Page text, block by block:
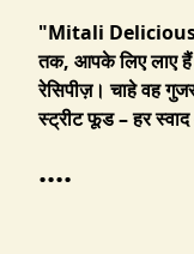
"Mitali Delicious
तक, आपके लिए लाए हैं
रेसिपीज़। चाहे वह
स्ट्रीट फूड – हर
....